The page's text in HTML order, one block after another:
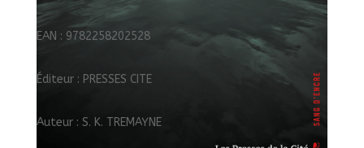
EAN : 9782258202528
Éditeur : PRESSES CITE
Auteur : S. K. TREMAYNE